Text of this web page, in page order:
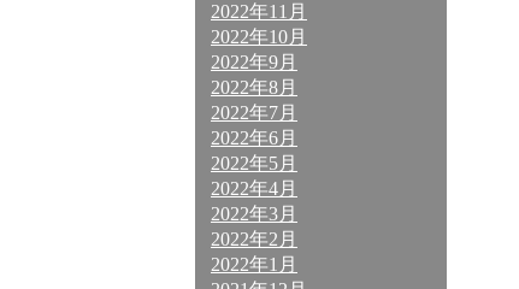
2022年11月
2022年10月
2022年9月
2022年8月
2022年7月
2022年6月
2022年5月
2022年4月
2022年3月
2022年2月
2022年1月